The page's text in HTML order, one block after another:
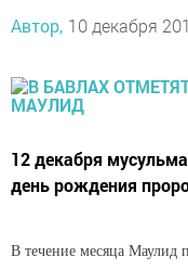
Автор, 10 декабря
12 декабря
день рождения
В течение месяца Маулид